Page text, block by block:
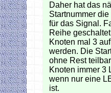
Daher hat das
Startnummer
für das Signal.
Reihe
Knoten mal 3
werden. Die
ohne Rest
Knoten immer 3
wenn nur eine
ist.